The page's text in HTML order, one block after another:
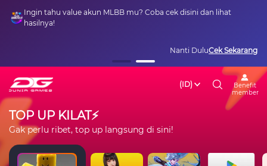
Ingin tahu value akun MLBB mu? Coba cek disini dan lihat
hasilnya!
Nanti DuluCek Sekarang
(ID)
Benefit
member
TOP UP KILAT⚡
Gak perlu ribet, top up langsung di sini!